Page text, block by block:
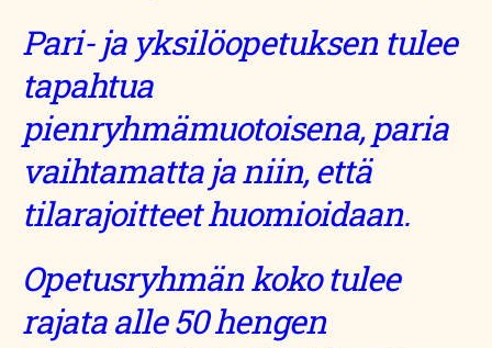
Pari- ja yksilöopetuksen tulee
tapahtua
pienryhmämuotoisena, paria
vaihtamatta ja niin, että
tilarajoitteet huomioidaan.
Opetusryhmän koko tulee
rajata alle 50 hengen